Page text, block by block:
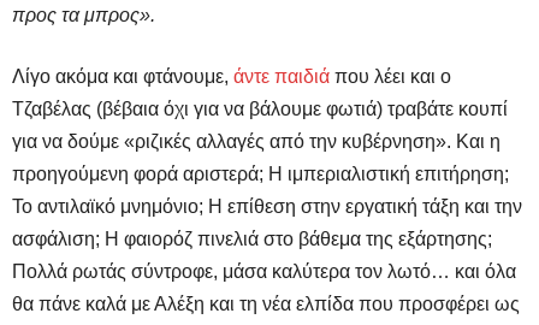
προς τα μπρος».
Λίγο ακόμα και φτάνουμε, άντε παιδιά που λέει και ο
Τζαβέλας (βέβαια όχι για να βάλουμε φωτιά) τραβάτε κουπί
για να δούμε «ριζικές αλλαγές από την κυβέρνηση». Και η
προηγούμενη φορά αριστερά; Η ιμπεριαλιστική επιτήρηση;
Το αντιλαϊκό μνημόνιο; Η επίθεση στην εργατική τάξη και την
ασφάλιση; Η φαιορόζ πινελιά στο βάθεμα της εξάρτησης;
Πολλά ρωτάς σύντροφε, μάσα καλύτερα τον λωτό… και όλα
θα πάνε καλά με Αλέξη και τη νέα ελπίδα που προσφέρει ως